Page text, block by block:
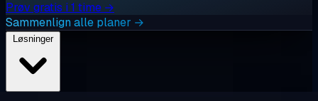
Prøv gratis i 1 time →
Sammenlign alle planer →
Løsninger